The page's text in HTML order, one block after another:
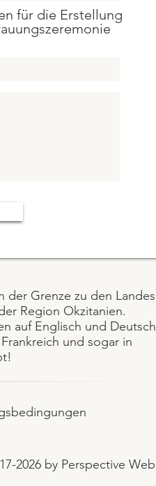
für die Erstellung
Grenze zu den Landes
Region Okzitanien.
auf Englisch und Deutsch
und sogar in
2026 by Perspective Web